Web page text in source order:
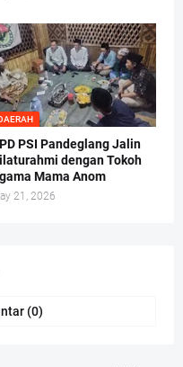
PSI Pandeglang Jalin
dengan Tokoh
Mama Anom
21, 2026
(0)